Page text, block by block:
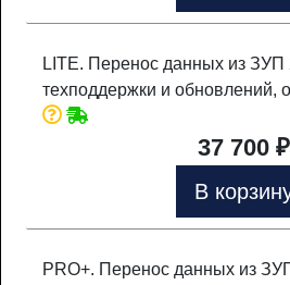
LITE. Перенос данных из ЗУП
техподдержки и обновлений,
37 700 ₽
В
PRO+. Перенос данных из